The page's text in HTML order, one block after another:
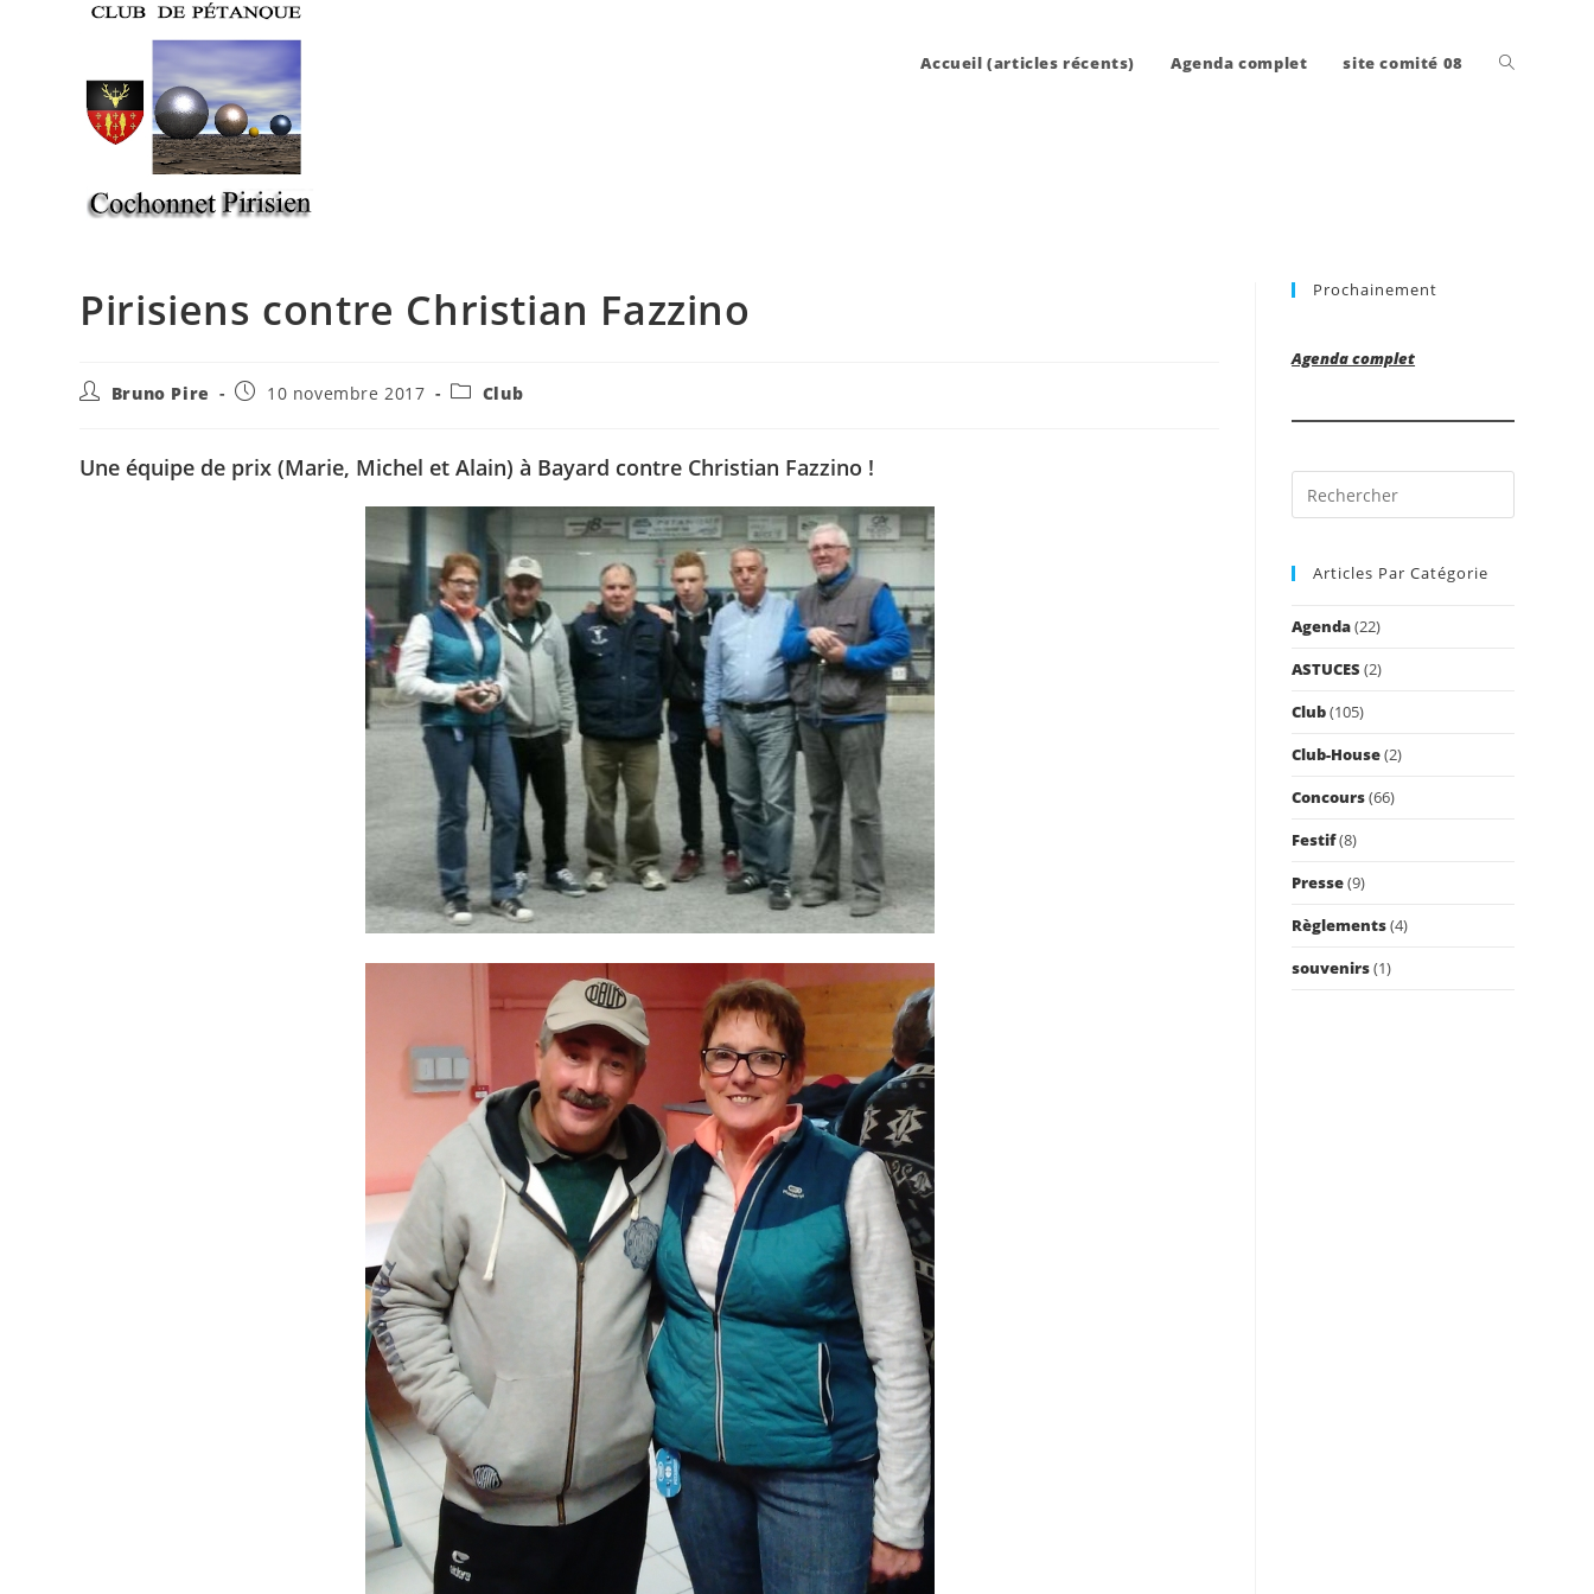
Accueil (articles récents) Agenda complet site comité 08 Toggle
Pirisiens contre Christian Fazzino
Auteur/autrice
publication :
Bruno Pire
Publication
10 novembre 2017
PostClub
Une équipe de prix (Marie, Michel et Alain) à Bayard contre Christian Fazzino !
Prochainement
Agenda complet
Escape
Articles Par Catégorie
Agenda(22)
ASTUCES (2)
Club(105)
Club-House(2)
Concours(66)
Festif(8)
Presse(9)
Règlements(4)
souvenirs(1)